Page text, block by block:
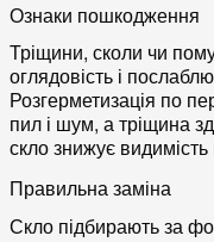
Ознаки пошкодження
Тріщини, сколи чи
оглядовість і
Розгерметизація по
пил і шум, а тріщина
скло знижує
Правильна заміна
Скло підбирають за